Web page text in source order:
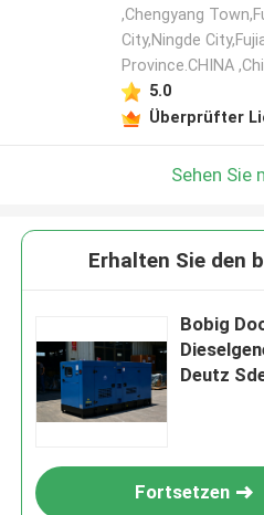
,Chengyang
City,Ningde
Province.CHINA
5.0
Überprüfter
Sehen Sie
Erhalten Sie den
Bobig
Deutz
Fortsetzen